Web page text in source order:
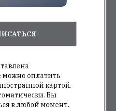
можно оплатить
картой.
Вы
в любой момент.